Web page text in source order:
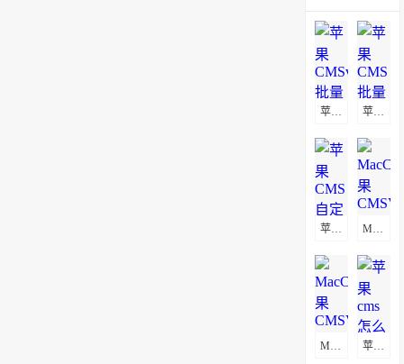
苹果CMS批量替换播放地址及图片地址方法
苹果cms怎么更换logo